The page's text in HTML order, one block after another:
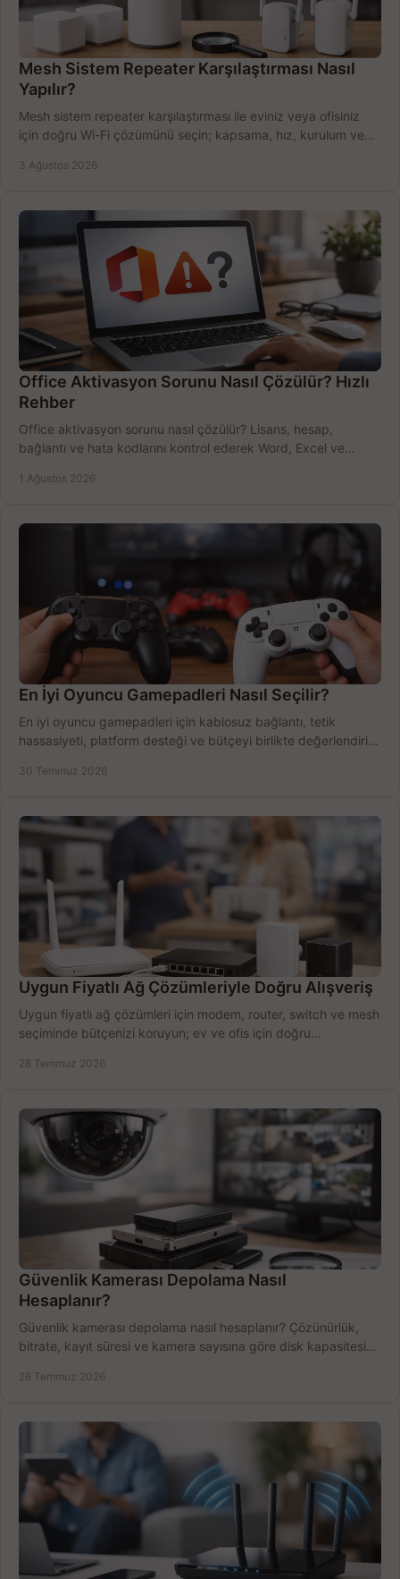
Mesh Sistem Repeater Karşılaştırması Nasıl
Yapılır?
Mesh sistem repeater karşılaştırması ile eviniz veya ofisiniz
için doğru Wi-Fi çözümünü seçin; kapsama, hız, kurulum ve
3 Ağustos 2026
Office Aktivasyon Sorunu Nasıl Çözülür? Hızlı
Rehber
Office aktivasyon sorunu nasıl çözülür? Lisans, hesap,
bağlantı ve hata kodlarını kontrol ederek Word, Excel ve
1 Ağustos 2026
En İyi Oyuncu Gamepadleri Nasıl Seçilir?
En iyi oyuncu gamepadleri için kablosuz bağlantı, tetik
hassasiyeti, platform desteği ve bütçeyi birlikte değerlendirin;
30 Temmuz 2026
Uygun Fiyatlı Ağ Çözümleriyle Doğru Alışveriş
Uygun fiyatlı ağ çözümleri için modem, router, switch ve mesh
seçiminde bütçenizi koruyun; ev ve ofis için doğru
28 Temmuz 2026
Güvenlik Kamerası Depolama Nasıl
Hesaplanır?
Güvenlik kamerası depolama nasıl hesaplanır? Çözünürlük,
bitrate, kayıt süresi ve kamera sayısına göre disk kapasitesini
26 Temmuz 2026